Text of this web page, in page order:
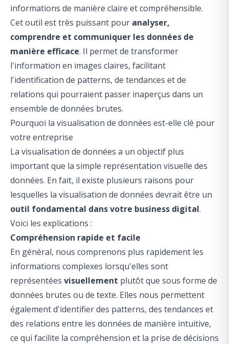
informations de manière claire et compréhensible.
Cet outil est très puissant pour analyser,
comprendre et communiquer les données de
manière efficace. Il permet de transformer
l'information en images claires, facilitant
l'identification de patterns, de tendances et de
relations qui pourraient passer inaperçus dans un
ensemble de données brutes.
Pourquoi la visualisation de données est-elle clé pour
votre entreprise
La visualisation de données a un objectif plus
important que la simple représentation visuelle des
données. En fait, il existe plusieurs raisons pour
lesquelles la visualisation de données devrait être un
outil fondamental dans votre business digital.
Voici les explications :
Compréhension rapide et facile
En général, nous comprenons plus rapidement les
informations complexes lorsqu'elles sont
représentées visuellement plutôt que sous forme de
données brutes ou de texte. Elles nous permettent
également d'identifier des patterns, des tendances et
des relations entre les données de manière intuitive,
ce qui facilite la compréhension et la prise de décisions